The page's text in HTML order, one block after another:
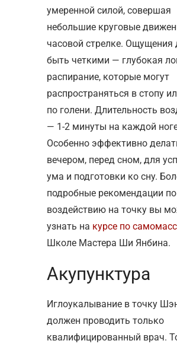
умеренной силой, совершая
небольшие круговые
часовой стрелке.
быть четкими — глубокая
распирание, которые могут
распространяться в стопу
по голени. Длительность
— 1-2 минуты на каждой
Особенно эффективно
вечером, перед сном, для
ума и подготовки ко сну.
подробные рекомендации по
воздействию на точку вы
узнать на курсе по
Школе Мастера Ши Янбина.
Акупунктура
Иглоукалывание в точку
должен проводить только
квалифицированный врач.